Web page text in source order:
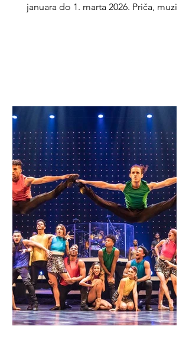
januara do 1. marta 2026. Priča, muzika